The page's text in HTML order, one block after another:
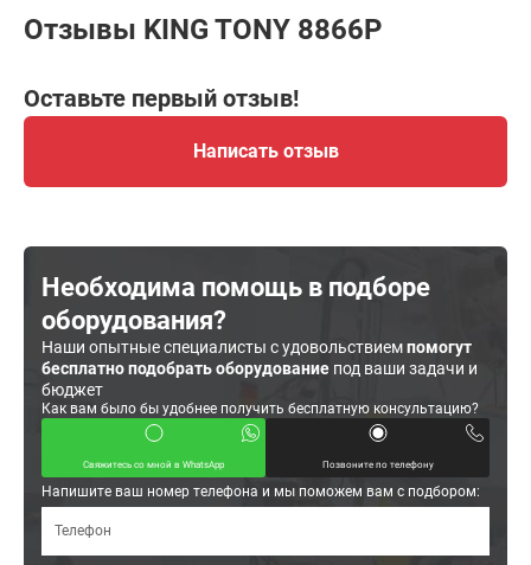
Отзывы KING TONY 8866P
Оставьте первый отзыв!
Написать отзыв
Необходима помощь в подборе
оборудования?
Наши опытные специалисты с удовольствиемпомогут
бесплатно подобрать оборудование под ваши задачи и
бюджет
Как вам было бы удобнее получить бесплатную консультацию?
Свяжитесь со мной в WhatsApp Позвоните по телефону
Напишите ваш номер телефона и мы поможем вам с подбором: